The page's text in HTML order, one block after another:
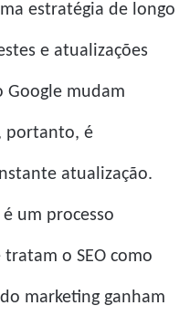
estratégia de longo
e atualizações
Google mudam
portanto, é
atualização.
um processo
o SEO como
marketing ganham